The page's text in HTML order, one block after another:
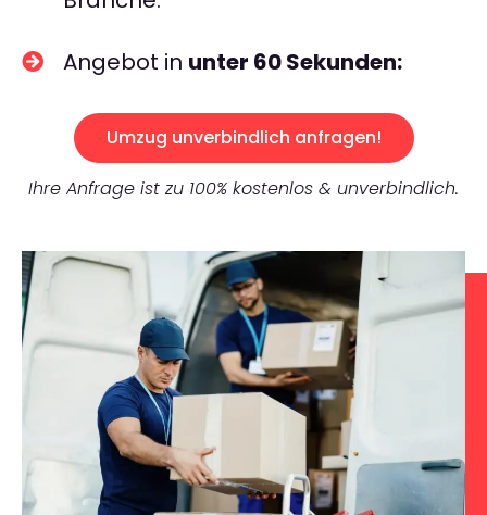
Angebot in unter 60 Sekunden:
Umzug unverbindlich anfragen!
Ihre Anfrage ist zu 100% kostenlos & unverbindlich.